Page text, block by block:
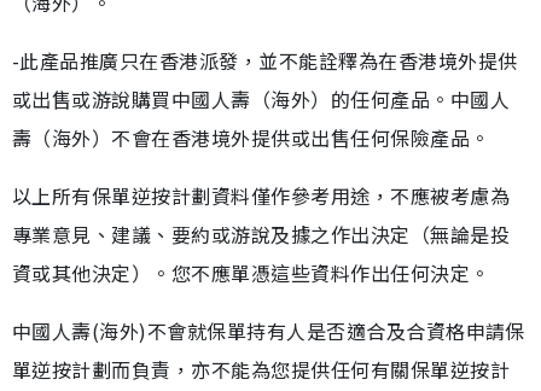
-此產品推廣只在香港派發，並不能詮釋為在香港境外提供
或出售或游說購買中國人壽（海外）的任何產品。中國人
壽（海外）不會在香港境外提供或出售任何保險產品。
以上所有保單逆按計劃資料僅作參考用途，不應被考慮為
專業意見、建議、要約或游說及據之作出決定（無論是投
資或其他決定）。您不應單憑這些資料作出任何決定。
中國人壽(海外)不會就保單持有人是否適合及合資格申請保
單逆按計劃而負責，亦不能為您提供任何有關保單逆按計